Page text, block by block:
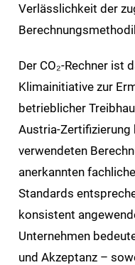
Verlässlichkeit der
Der CO₂-Rechner ist
Klimainitiative zur
betrieblicher
Austria-
verwendeten
anerkannten
Standards
konsistent
Unternehmen
und Akzeptanz –